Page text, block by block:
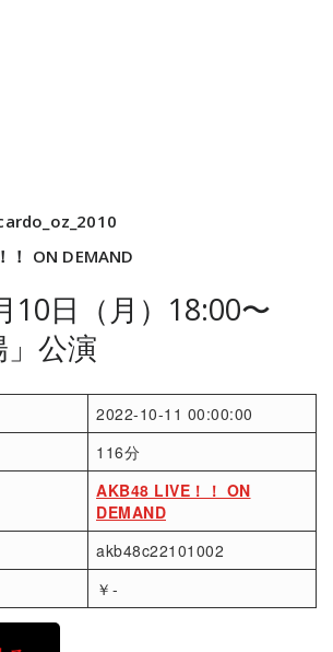
！ ON DEMAND
10日（月）18:00〜
」公演
2022-10-11 00:00:00
116分
AKB48 LIVE！！ ON
DEMAND
akb48c22101002
￥-